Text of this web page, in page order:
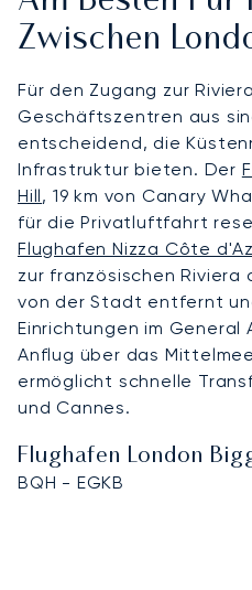
Zwischen
Für den Zugang zur
Geschäftszentren aus
entscheidend, die
Infrastruktur bieten. Der
Hill, 19 km von Canary
für die Privatluftfahrt
Flughafen Nizza Côte
zur französischen Riviera
von der Stadt entfernt
Einrichtungen im General
Anflug über das
ermöglicht schnelle
und Cannes.
Flughafen London
BQH - EGKB